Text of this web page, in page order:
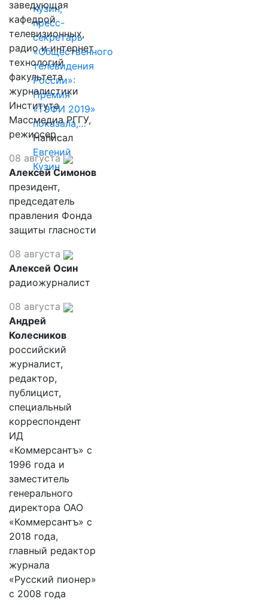
Кузин,
пресс-
секретарь
«Общественного
телевидения
России»:
Премия
«ТЭФИ 2019»
показала,…
Написал
Евгений
Кузин
заведующая
кафедрой
телевизионных,
радио и интернет
технологий
факультета
журналистики
Института
Массмедиа РГГУ,
режиссер.
08 августа
Алексей Симонов
президент,
председатель
правления Фонда
защиты гласности
08 августа
Алексей Осин
радиожурналист
08 августа
Андрей
Колесников
российский
журналист,
редактор,
публицист,
специальный
корреспондент
ИД
«Коммерсантъ» с
1996 года и
заместитель
генерального
директора ОАО
«Коммерсантъ» с
2018 года,
главный редактор
журнала
«Русский пионер»
с 2008 года